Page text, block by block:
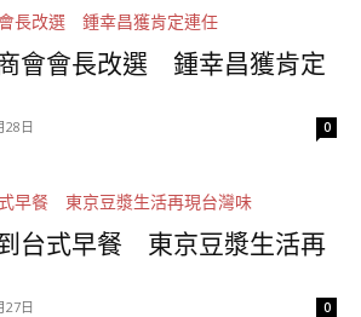
會會長改選 鍾幸昌獲肯定
28日 0
台式早餐 東京豆漿生活再
27日 0